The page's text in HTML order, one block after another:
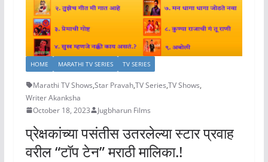
HOME MARATHI TV SERIES TV SERIES
Marathi TV Shows,Star Pravah,TV Series,TV Shows,
Writer Akanksha
October 18, 2023
Jugbharun Films
प्रेक्षकांच्या पसंतीस उतरलेल्या स्टार प्रवाह
वरील “टॉप टेन” मराठी मालिका.!